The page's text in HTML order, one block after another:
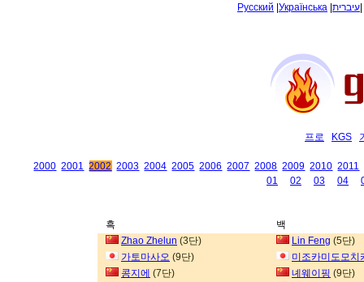
Русский Українська עיברית
프로 KGS
2000 2001 2002 2003 2004 2005 2006 2007 2008 2009 2010 2011
01
02 03 04
흑
백
Zhao Zhelun (3단) Lin Feng (5단)
가토마사오 (9단)
미조카미도모치
콩지에 (7단) 녜웨이핑 (9단)